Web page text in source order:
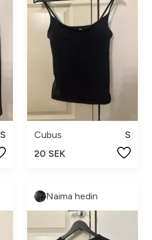
S
Cubus
S
20 SEK
Naima hedin